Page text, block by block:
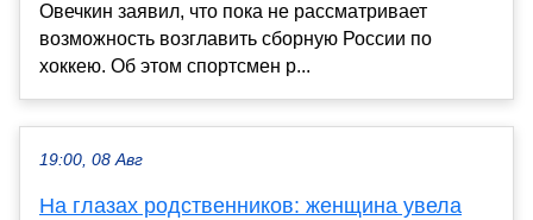
Овечкин заявил, что пока не рассматривает
возможность возглавить сборную России по
хоккею. Об этом спортсмен р...
19:00, 08 Авг
На глазах родственников: женщина увела